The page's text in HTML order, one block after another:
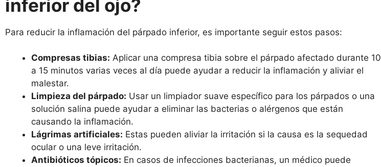
inferior del ojo?
Para reducir la inflamación del párpado inferior, es importante seguir estos pasos:
Compresas tibias: Aplicar una compresa tibia sobre el párpado afectado durante 10
a 15 minutos varias veces al día puede ayudar a reducir la inflamación y aliviar el
malestar.
Limpieza del párpado: Usar un limpiador suave específico para los párpados o una
solución salina puede ayudar a eliminar las bacterias o alérgenos que están
causando la inflamación.
Lágrimas artificiales: Estas pueden aliviar la irritación si la causa es la sequedad
ocular o una leve irritación.
Antibióticos tópicos: En casos de infecciones bacterianas, un médico puede